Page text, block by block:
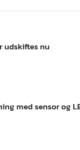
udskiftes nu​
med sensor og